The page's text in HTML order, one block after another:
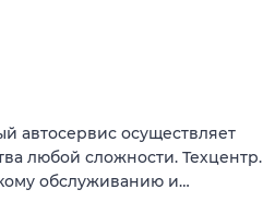
осуществляет
любой сложности. Техцентр.
обслуживанию и…